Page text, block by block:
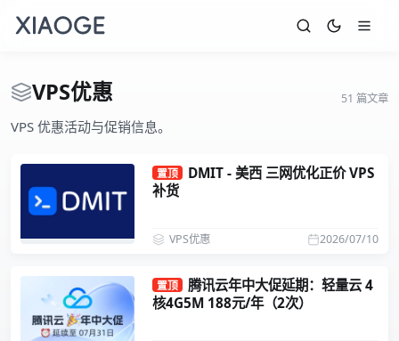
VPS优惠 51 篇文章
VPS 优惠活动与促销信息。
置顶
DMIT - 美西 三网优化正价 VPS
补货
2026/07/10
VPS优惠
置顶
腾讯云年中大促延期：轻量云 4
核4G5M 188元/年（2次）